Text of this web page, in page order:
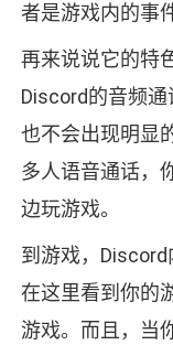
者是游戏内的事
再来说说它的特
Discord的音频
也不会出现明显
多人语音通话，
边玩游戏。
到游戏，
在这里看到你的
游戏。而且，当